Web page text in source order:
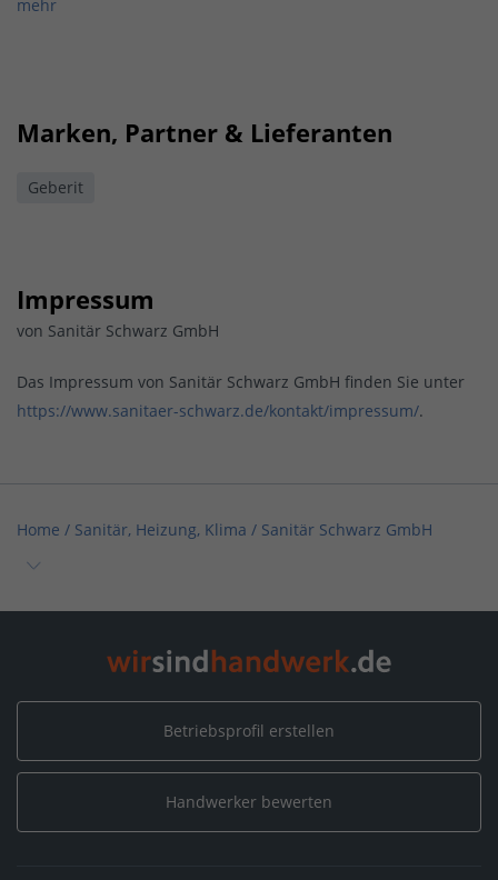
mehr
Marken, Partner & Lieferanten
Geberit
Impressum
von Sanitär Schwarz GmbH
Das Impressum von Sanitär Schwarz GmbH finden Sie unter
https://www.sanitaer-schwarz.de/kontakt/impressum/.
Home / Sanitär, Heizung, Klima / Sanitär Schwarz GmbH
Home / Sanitär, Heizung, Klima / Bad & Sanitär /
Sanitär Schwarz GmbH
Sanitär, Heizung, Klima / Solar, Photovoltaik & Erneuerbare
Energien
Sanitär Schwarz GmbH
Betriebsprofil erstellen
Handwerker bewerten